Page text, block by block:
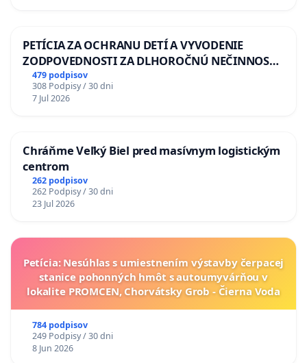
PETÍCIA ZA OCHRANU DETÍ A VYVODENIE
ZODPOVEDNOSTI ZA DLHOROČNÚ NEČINNOSŤ
A ZLYHANIE ŠTÁTU
479 podpisov
308 Podpisy / 30 dni
7 Jul 2026
Chráňme Veľký Biel pred masívnym logistickým
centrom
262 podpisov
262 Podpisy / 30 dni
23 Jul 2026
Petícia: Nesúhlas s umiestnením výstavby čerpacej
stanice pohonných hmôt s autoumyvárňou v
lokalite PROMCEN, Chorvátsky Grob - Čierna Voda
784 podpisov
249 Podpisy / 30 dni
8 Jun 2026